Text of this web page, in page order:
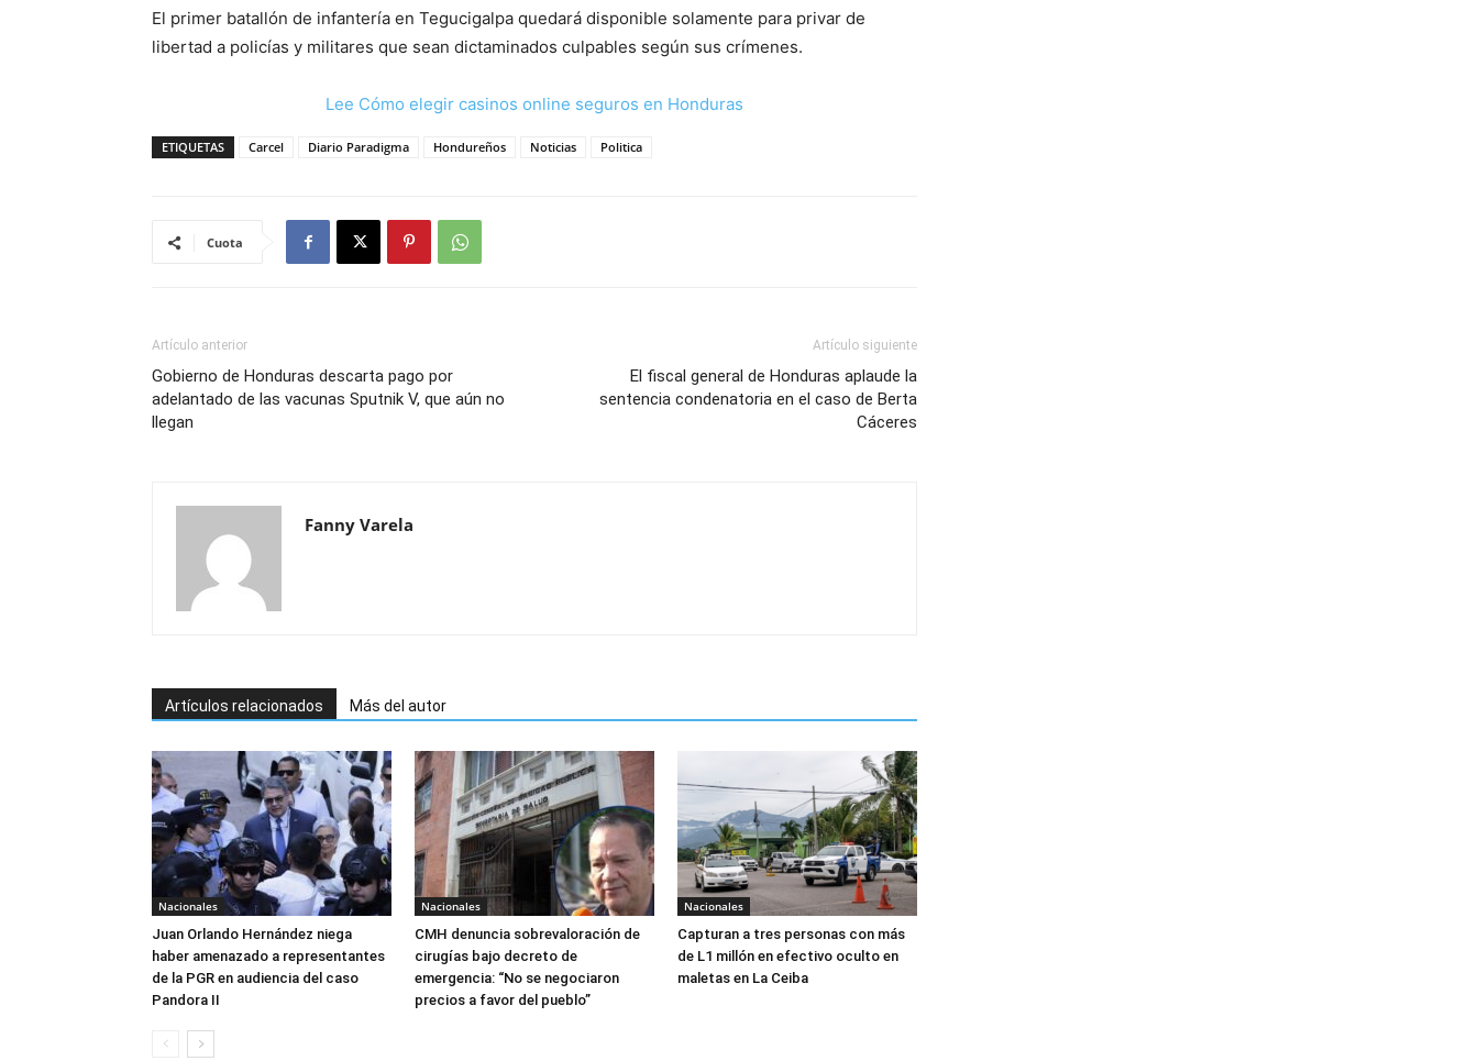
El primer batallón de infantería en Tegucigalpa quedará disponible solamente para privar de
libertad a policías y militares que sean dictaminados culpables según sus crímenes.
Lee Cómo elegir casinos online seguros en Honduras
ETIQUETAS Carcel Diario Paradigma Hondureños Noticias Politica
Cuota
Artículo anterior
Gobierno de Honduras descarta pago por
adelantado de las vacunas Sputnik V, que aún no
llegan
Artículo siguiente
El fiscal general de Honduras aplaude la
sentencia condenatoria en el caso de Berta
Cáceres
Fanny Varela
Artículos relacionados Más del autor
Nacionales
Juan Orlando Hernández niega
haber amenazado a representantes
de la PGR en audiencia del caso
Pandora II
Nacionales
CMH denuncia sobrevaloración de
cirugías bajo decreto de
emergencia: “No se negociaron
precios a favor del pueblo”
Nacionales
Capturan a tres personas con más
de L1 millón en efectivo oculto en
maletas en La Ceiba